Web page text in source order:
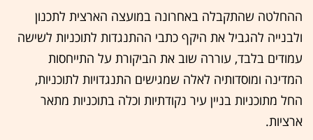
ההחלטה שהתקבלה באחרונה במועצה הארצית לתכנון
ולבנייה להגביל את היקף כתבי ההתנגדות לתוכניות לשישה
עמודים בלבד, עוררה שוב את הביקורת על התייחסות
המדינה ומוסדותיה לאלה שמגישים התנגדויות לתוכניות,
החל מתוכניות בניין עיר נקודתיות וכלה בתוכניות מתאר
ארציות.